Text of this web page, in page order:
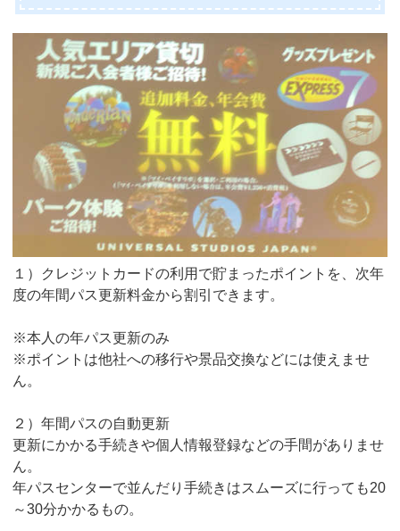
１）クレジットカードの利用で貯まったポイントを、次年
度の年間パス更新料金から割引できます。
※本人の年パス更新のみ
※ポイントは他社への移行や景品交換などには使えませ
ん。
２）年間パスの自動更新
更新にかかる手続きや個人情報登録などの手間がありませ
ん。
年パスセンターで並んだり手続きはスムーズに行っても20
～30分かかるもの。